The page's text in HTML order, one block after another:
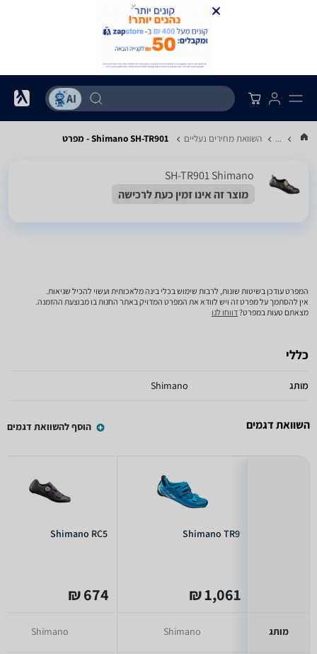
... השוואת מחירים נעליים Shimano SH-TR901 - מפרט
SH-TR901 Shimano
מוצר זה אינו זמין כעת לרכישה
המפרט עודכן בשיטות שונות, לרבות שימוש בכלי בינה מלאכותית ועשוי להכיל שגיאות.
אין להסתמך על מפרט זה ויש לוודא את המפרט המדויק באתר החנות בו מבוצעת ההזמנה.
מצאתם טעות במפרט?דווחו לנו
כללי
מותג Shimano
השוואת דגמים הוסף להשוואת דגמים
מותג
Shimano TR9
1,061 ₪
Shimano
Shimano RC5
674 ₪
Shimano